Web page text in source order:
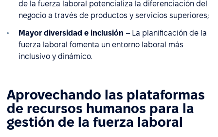
de la fuerza laboral potencializa la diferenciación del
negocio a través de productos y servicios superiores;
Mayor diversidad e inclusión – La planificación de la
fuerza laboral fomenta un entorno laboral más
inclusivo y dinámico.
Aprovechando las plataformas
de recursos humanos para la
gestión de la fuerza laboral